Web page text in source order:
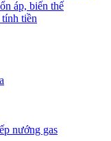
áp, biến thế
tiền
nướng gas